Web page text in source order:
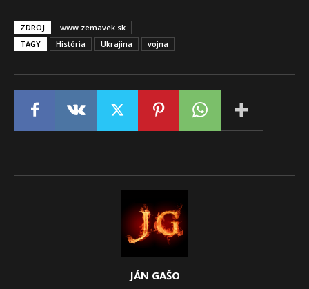
ZDROJ
www.zemavek.sk
TAGY
História Ukrajina vojna
JÁN GAŠO